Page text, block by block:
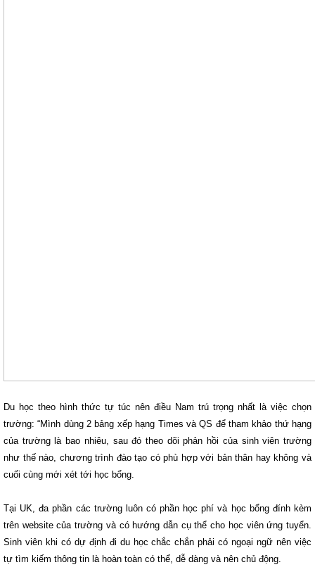
Du học theo hình thức tự túc nên điều Nam trú trọng nhất là việc chọn
trường: “Mình dùng 2 bảng xếp hạng Times và QS để tham khảo thứ hạng
của trường là bao nhiêu, sau đó theo dõi phản hồi của sinh viên trường
như thế nào, chương trình đào tạo có phù hợp với bản thân hay không và
cuối cùng mới xét tới học bổng.
Tại UK, đa phần các trường luôn có phần học phí và học bổng đính kèm
trên website của trường và có hướng dẫn cụ thể cho học viên ứng tuyển.
Sinh viên khi có dự định đi du học chắc chắn phải có ngoại ngữ nên việc
tự tìm kiếm thông tin là hoàn toàn có thể, dễ dàng và nên chủ động.